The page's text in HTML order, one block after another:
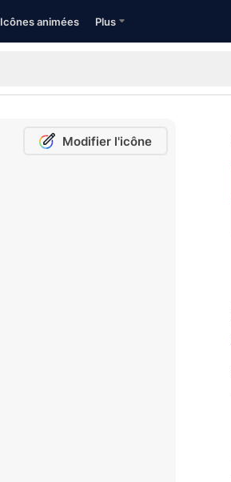
Icônes animées Plus
Modifier l'icône